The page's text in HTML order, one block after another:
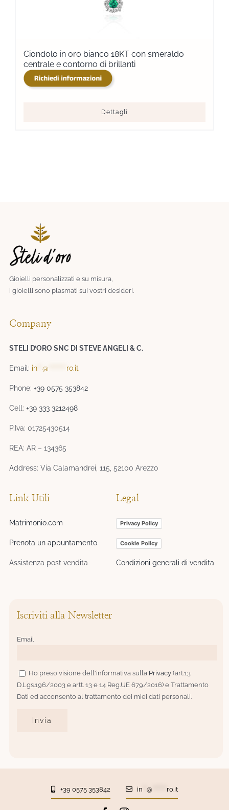
Ciondolo in oro bianco 18KT con smeraldo
centrale e contorno di brillanti
Dettagli
Gioielli personalizzati e su misura,
i gioielli sono plasmati sui vostri desideri.​
Company
STELI D’ORO SNC DI STEVE ANGELI & C.
Email: in **@ ro.it
Phone:+39 0575 353842
Cell:+39 333 3212498
P.Iva: 01725430514
REA: AR – 134365
Address: Via Calamandrei, 115, 52100 Arezzo
Link Utili
Matrimonio.com
Prenota un appuntamento
Assistenza post vendita
Legal
Privacy Policy
Cookie Policy
Condizioni generali di vendita
Iscriviti alla Newsletter
Email
Ho preso visione dell'informativa sulla Privacy (art.13
D.Lgs.196/2003 e artt. 13 e 14 Reg.UE 679/2016) e Trattamento
Dati ed acconsento al trattamento dei miei dati personali.
+39 0575 353842 in @******* ro.it